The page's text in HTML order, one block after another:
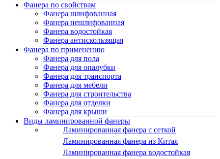
Фанера по свойствам
Фанера шлифованная
Фанера нешлифованная
Фанера водостойкая
Фанера антискользящая
Фанера по применению
Фанера для пола
Фанера для опалубки
Фанера для транспорта
Фанера для мебели
Фанера для строительства
Фанера для отделки
Фанера для крыши
Виды ламинированной фанеры
Ламинированная фанера с сеткой
Ламинированная фанера из Китая
Ламинированная фанера водостойкая